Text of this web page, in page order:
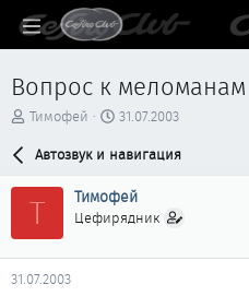
Вопрос к меломанам
А
р
м
ы
Тимофей
Д
т
н
а
а
31.07.2003
Автозвук и навигация
Т Тимофей
Цефирядник
31.07.2003